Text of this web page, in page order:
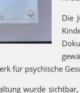
Die
für psychische
wurde